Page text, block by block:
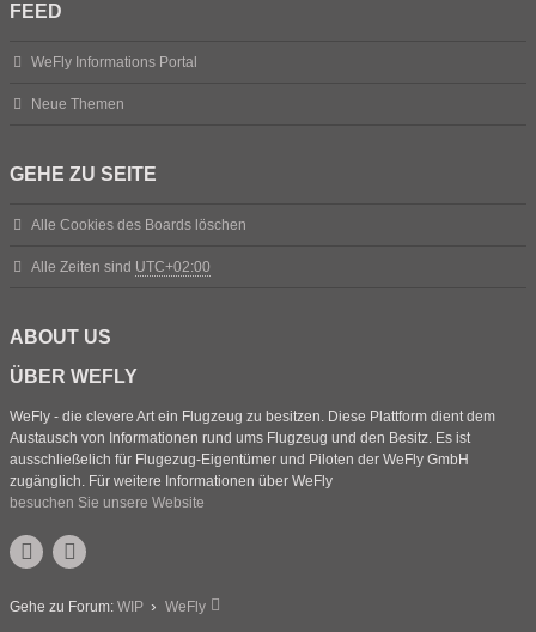
FEED
WeFly Informations Portal
Neue Themen
GEHE ZU SEITE
Alle Cookies des Boards löschen
Alle Zeiten sind UTC+02:00
ABOUT US
ÜBER WEFLY
WeFly - die clevere Art ein Flugzeug zu besitzen. Diese Plattform dient dem
Austausch von Informationen rund ums Flugzeug und den Besitz. Es ist
ausschließelich für Flugezug-Eigentümer und Piloten der WeFly GmbH
zugänglich. Für weitere Informationen über WeFly
besuchen Sie unsere Website
Gehe zu Forum: WIP WeFly